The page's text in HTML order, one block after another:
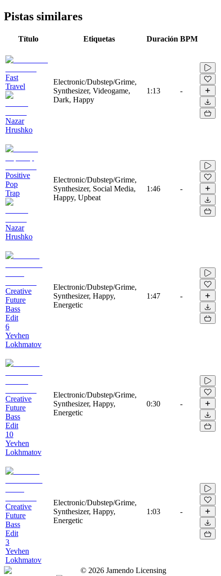
Pistas similares
Título Etiquetas Duración BPM
Fast
Travel
Nazar
Hrushko
Electronic/Dubstep/Grime,
Synthesizer, Videogame,
Dark, Happy
1:13 -
Positive
Pop
Trap
Nazar
Hrushko
Electronic/Dubstep/Grime,
Synthesizer, Social Media,
Happy, Upbeat
1:46 -
Creative
Future
Bass
Edit
6
Yevhen
Lokhmatov
Electronic/Dubstep/Grime,
Synthesizer, Happy,
Energetic
1:47 -
Creative
Future
Bass
Edit
10
Yevhen
Lokhmatov
Electronic/Dubstep/Grime,
Synthesizer, Happy,
Energetic
0:30 -
Creative
Future
Bass
Edit
3
Yevhen
Lokhmatov
Electronic/Dubstep/Grime,
Synthesizer, Happy,
Energetic
1:03 -
© 2026 Jamendo Licensing